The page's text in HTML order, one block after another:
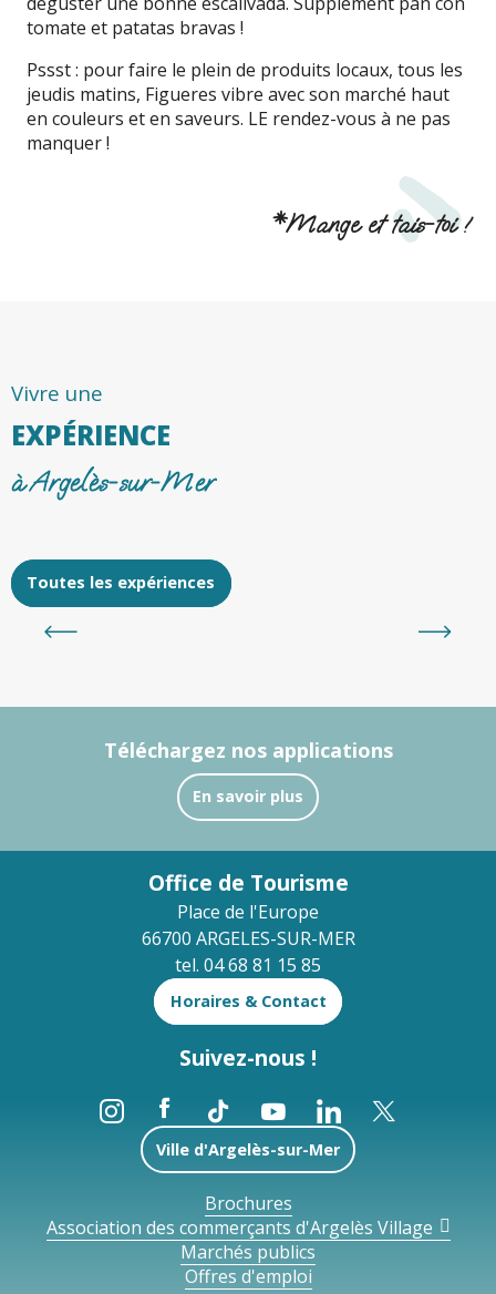
tomate et patatas bravas !
Pssst : pour faire le plein de produits locaux, tous les
jeudis matins, Figueres vibre avec son marché haut
en couleurs et en saveurs. LE rendez-vous à ne pas
manquer !
*Mange et tais-toi !
Vivre une
EXPÉRIENCE
à Argelès-sur-Mer
Toutes les expériences
Activités et Loisirs Famille Plus par tranche
d’âge
Téléchargez nos applications
En savoir plus
Office de Tourisme
Place de l'Europe
66700 ARGELES-SUR-MER
tel. 04 68 81 15 85
Horaires & Contact
Suivez-nous !
Ville d'Argelès-sur-Mer
Brochures
Association des commerçants d'Argelès Village
Marchés publics
Offres d'emploi